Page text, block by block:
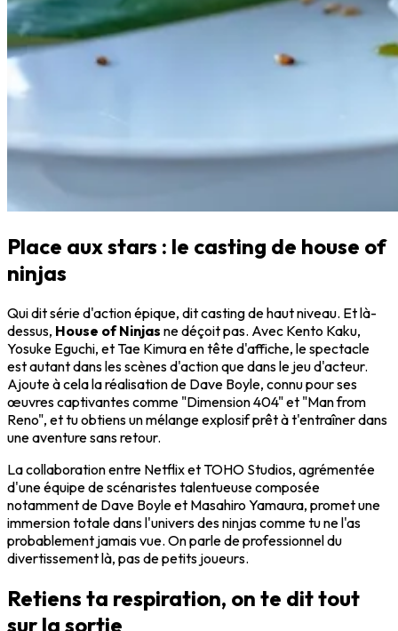
Place aux stars : le casting de house of
ninjas
Qui dit série d'action épique, dit casting de haut niveau. Et là-
dessus, House of Ninjas ne déçoit pas. Avec Kento Kaku,
Yosuke Eguchi, et Tae Kimura en tête d'affiche, le spectacle
est autant dans les scènes d'action que dans le jeu d'acteur.
Ajoute à cela la réalisation de Dave Boyle, connu pour ses
œuvres captivantes comme "Dimension 404" et "Man from
Reno", et tu obtiens un mélange explosif prêt à t'entraîner dans
une aventure sans retour.
La collaboration entre Netflix et TOHO Studios, agrémentée
d'une équipe de scénaristes talentueuse composée
notamment de Dave Boyle et Masahiro Yamaura, promet une
immersion totale dans l'univers des ninjas comme tu ne l'as
probablement jamais vue. On parle de professionnel du
divertissement là, pas de petits joueurs.
Retiens ta respiration, on te dit tout
sur la sortie